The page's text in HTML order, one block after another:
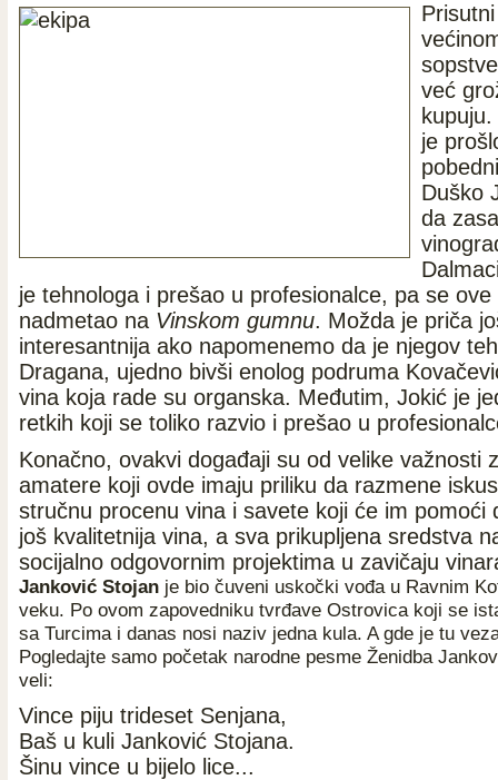
već
je
Duško
da
je tehnologa i prešao u profesionalce, pa se ove
nadmetao na Vinskom gumnu. Možda je priča
interesantnija ako napomenemo da je njegov
Dragana, ujedno bivši enolog podruma
vina koja rade su organska. Međutim, Jokić je
retkih koji se toliko razvio i prešao u
Konačno, ovakvi događaji su od velike važnosti
amatere koji ovde imaju priliku da razmene
stručnu procenu vina i savete koji će im pomoći
još kvalitetnija vina, a sva prikupljena sredstva
socijalno odgovornim projektima u zavičaju
Janković Stojan je bio čuveni uskočki vođa u Ravnim
veku. Po ovom zapovedniku tvrđave Ostrovica koji se
sa Turcima i danas nosi naziv jedna kula. A gde je tu
Pogledajte samo početak narodne pesme Ženidba
veli:
Vince piju trideset Senjana,
Baš u kuli Janković Stojana.
Šinu vince u bijelo lice...